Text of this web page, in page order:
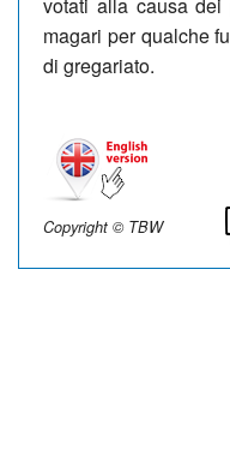
magari per qualche
di gregariato.
Copyright © TBW